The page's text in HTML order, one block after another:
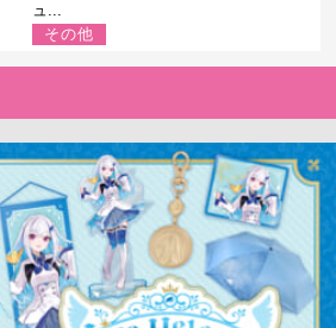
ュ...
その他